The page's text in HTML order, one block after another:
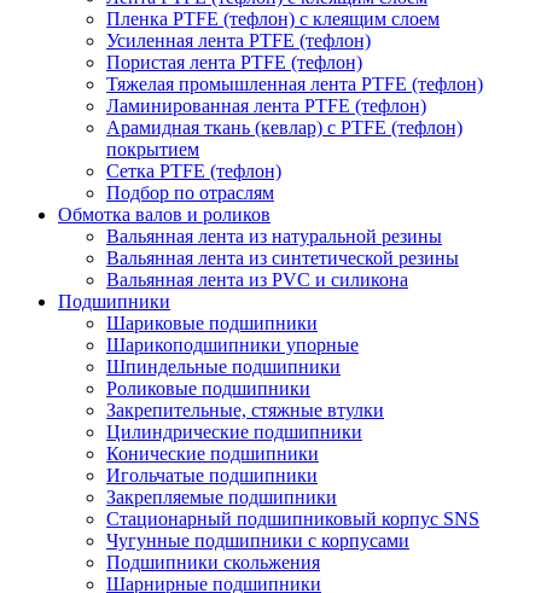
Пленка PTFE (тефлон) с клеящим слоем
Усиленная лента PTFE (тефлон)
Пористая лента PTFE (тефлон)
Тяжелая промышленная лента PTFE (тефлон)
Ламинированная лента PTFE (тефлон)
Арамидная ткань (кевлар) с PTFE (тефлон)
покрытием
Сетка PTFE (тефлон)
Подбор по отраслям
Обмотка валов и роликов
Вальянная лента из натуральной резины
Вальянная лента из синтетической резины
Вальянная лента из PVC и силикона
Подшипники
Шариковые подшипники
Шарикоподшипники упорные
Шпиндельные подшипники
Роликовые подшипники
Закрепительные, стяжные втулки
Цилиндрические подшипники
Конические подшипники
Игольчатые подшипники
Закрепляемые подшипники
Стационарный подшипниковый корпус SNS
Чугунные подшипники с корпусами
Подшипники скольжения
Шарнирные подшипники